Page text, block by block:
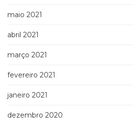
maio 2021
abril 2021
março 2021
fevereiro 2021
janeiro 2021
dezembro 2020